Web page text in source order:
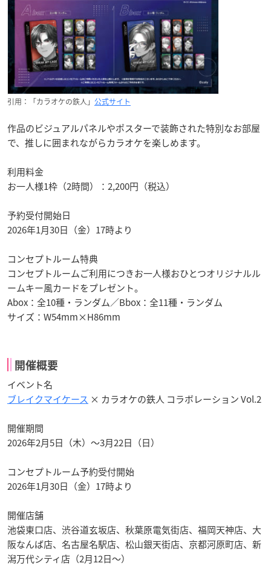
引用：「カラオケの鉄人」 公式サイト
作品のビジュアルパネルやポスターで装飾された特別なお部屋
で、推しに囲まれながらカラオケを楽しめます。
利用料金
お一人様1枠（2時間）：2,200円（税込）
予約受付開始日
2026年1月30日（金）17時より
コンセプトルーム特典
コンセプトルームご利用につきお一人様おひとつオリジナルル
ームキー風カードをプレゼント。
Abox：全10種・ランダム／Bbox：全11種・ランダム
サイズ：W54mm×H86mm
開催概要
イベント名
ブレイクマイケース × カラオケの鉄人 コラボレーション Vol.2
開催期間
2026年2月5日（木）～3月22日（日）
コンセプトルーム予約受付開始
2026年1月30日（金）17時より
開催店舗
池袋東口店、渋谷道玄坂店、秋葉原電気街店、福岡天神店、大
阪なんば店、名古屋名駅店、松山銀天街店、京都河原町店、新
潟万代シティ店（2月12日～）